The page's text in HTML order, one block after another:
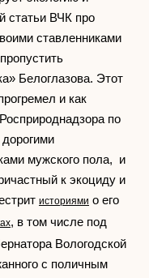
статьи ВЧК про
ставленниками
Белоглазова. Этот
и как
по
мужского пола, и
к экоциду и
историями о его
, в том числе под
Вологодской
с поличным